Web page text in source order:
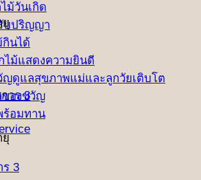
ม้วันเกิด
บปริญญา
นได้
ไม้แสดงความยินดี
ญดูแลสุขภาพแม่และลูกวัยเติบโต
ของขวัญ
ร้อมทาน
ยุ
ยุ
3